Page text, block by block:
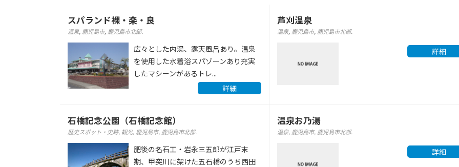
スパランド裸・楽・良
温泉, 鹿児島市, 鹿児島市北部.
広々とした内湯、露天風呂あり。温泉
を使用した水着浴スパゾーンあり充実
したマシーンがあるトレ...
詳細
芦刈温泉
温泉, 鹿児島市, 鹿児島市北部.
詳細
石橋記念公園（石橋記念館）
歴史スポット・史跡, 観光, 鹿児島市, 鹿児島市北部.
肥後の名石工・岩永三五郎が江戸末
期、甲突川に架けた五石橋のうち西田
温泉お乃湯
温泉, 鹿児島市, 鹿児島市北部.
詳細